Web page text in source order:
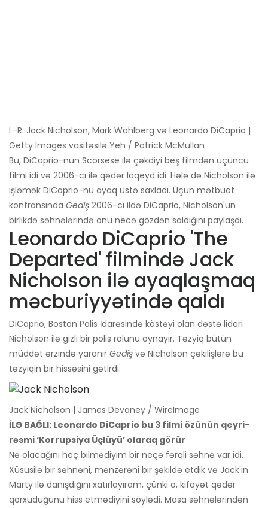
L-R: Jack Nicholson, Mark Wahlberg və Leonardo DiCaprio |
Getty Images vasitəsilə Yeh / Patrick McMullan
Bu, DiCaprio-nun Scorsese ilə çəkdiyi beş filmdən üçüncü
filmi idi və 2006-cı ilə qədər laqeyd idi. Hələ də Nicholson ilə
işləmək DiCaprio-nu ayaq üstə saxladı. Üçün mətbuat
konfransında Gediş 2006-cı ildə DiCaprio, Nicholson'un
birlikdə səhnələrində onu necə gözdən saldığını paylaşdı.
Leonardo DiCaprio 'The
Departed' filmində Jack
Nicholson ilə ayaqlaşmaq
məcburiyyətində qaldı
DiCaprio, Boston Polis İdarəsində köstəyi olan dəstə lideri
Nicholson ilə gizli bir polis rolunu oynayır. Təzyiq bütün
müddət ərzində yaranır Gediş və Nicholson çəkilişlərə bu
təzyiqin bir hissəsini gətirdi.
Jack Nicholson | James Devaney / WireImage
İLƏ BAĞLI: Leonardo DiCaprio bu 3 filmi özünün qeyri-
rəsmi ‘Korrupsiya Üçlüyü’ olaraq görür
Nə olacağını heç bilmədiyim bir neçə fərqli səhnə var idi.
Xüsusilə bir səhnəni, mənzərəni bir şəkildə etdik və Jack'in
Marty ilə danışdığını xatırlayıram, çünki o, kifayət qədər
qorxuduğunu hiss etmədiyini söylədi. Masa səhnələrindən